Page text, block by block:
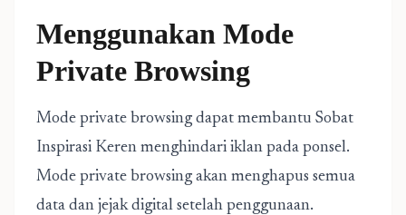
Menggunakan Mode
Private Browsing
Mode private browsing dapat membantu Sobat
Inspirasi Keren menghindari iklan pada ponsel.
Mode private browsing akan menghapus semua
data dan jejak digital setelah penggunaan.